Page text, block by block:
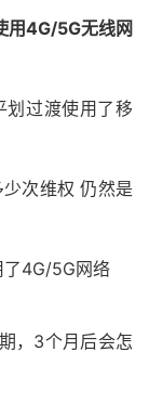
用4G/5G无线网
划过渡使用了移
次维权 仍然是
了4G/5G网络
，3个月后会怎